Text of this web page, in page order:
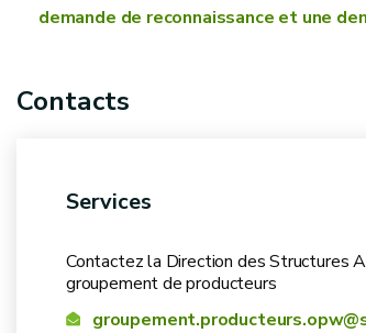
demande de reconnaissance et une
Contacts
Services
Contactez la Direction des Structures
groupement de producteurs